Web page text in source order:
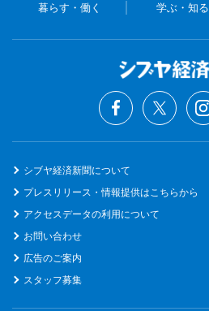
暮らす・働く 学ぶ・知る
シブヤ経済新聞について
プレスリリース・情報提供はこちらから
アクセスデータの利用について
お問い合わせ
広告のご案内
スタッフ募集